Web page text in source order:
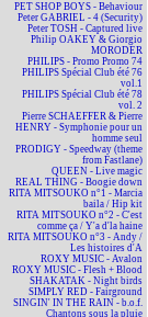
PET SHOP BOYS - Behaviour
Peter GABRIEL - 4 (Security)
Peter TOSH - Captured live
Philip OAKEY & Giorgio
MORODER
PHILIPS - Promo Promo 74
PHILIPS Spécial Club été 76
vol.1
PHILIPS Spécial Club été 78
vol. 2
Pierre SCHAEFFER & Pierre
HENRY - Symphonie pour un
homme seul
PRODIGY - Speedway (theme
from Fastlane)
QUEEN - Live magic
REAL THING - Boogie down
RITA MITSOUKO n°1 - Marcia
baila / Hip kit
RITA MITSOUKO n°2 - C'est
comme ça / Y'a d'la haine
RITA MITSOUKO n°3 - Andy /
Les histoires d'A
ROXY MUSIC - Avalon
ROXY MUSIC - Flesh + Blood
SHAKATAK - Night birds
SIMPLY RED - Fairground
SINGIN' IN THE RAIN - b.o.f.
Chantons sous la pluie